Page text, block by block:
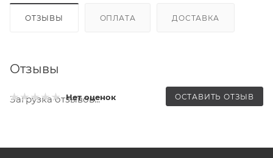
ОТЗЫВЫ ОПЛАТА ДОСТАВКА
Отзывы
Нет оценок ОСТАВИТЬ ОТЗЫВ
Загрузка отзывов...